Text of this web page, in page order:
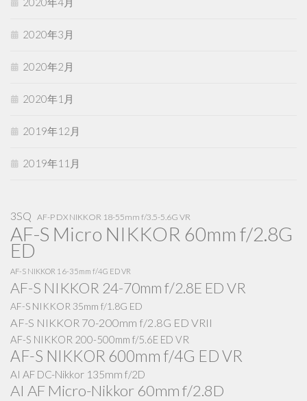
2020年3月
2020年2月
2020年1月
2019年12月
2019年11月
3SQ AF-P DX NIKKOR 18-55mm f/3.5-5.6G VR
AF-S Micro NIKKOR 60mm f/2.8G
ED
AF-S NIKKOR 16-35mm f/4G ED VR
AF-S NIKKOR 24-70mm f/2.8E ED VR
AF-S NIKKOR 35mm f/1.8G ED
AF-S NIKKOR 70-200mm f/2.8G ED VRII
AF-S NIKKOR 200-500mm f/5.6E ED VR
AF-S NIKKOR 600mm f/4G ED VR
AI AF DC-Nikkor 135mm f/2D
AI AF Micro-Nikkor 60mm f/2.8D